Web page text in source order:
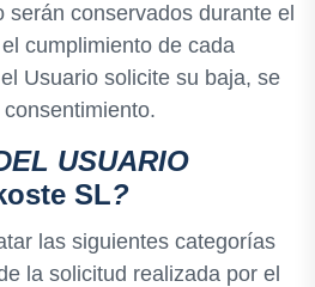
serán conservados durante el
cumplimiento de cada
Usuario solicite su baja, se
USUARIO
SL?
las siguientes categorías
la solicitud realizada por el